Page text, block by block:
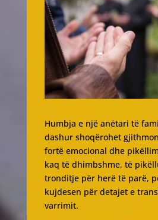
Humbja e një anëtari të
dashur shoqërohet
fortë emocional dhe
kaq të dhimbshme, të
tronditje për herë të parë,
kujdesen për detajet e
varrimit.